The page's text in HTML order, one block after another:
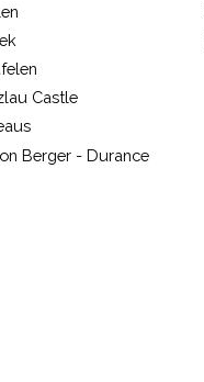
Castle
Berger - Durance